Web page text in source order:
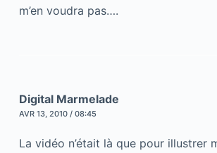
m’en voudra pas….
Digital Marmelade
AVR 13, 2010 / 08:45
La vidéo n’était là que pour illustrer